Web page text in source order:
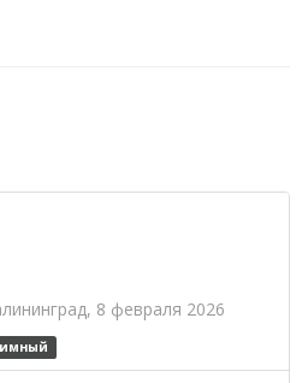
8 февраля 2026